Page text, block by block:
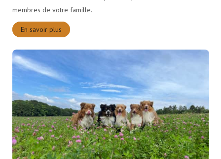
membres de votre famille.
En savoir plus